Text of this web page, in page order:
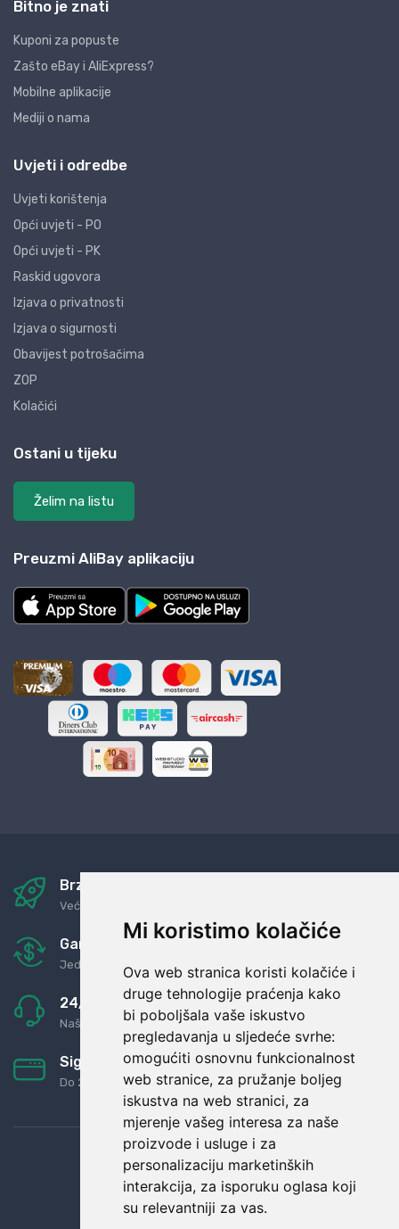
Mi koristimo kolačiće
Ova web stranica koristi kolačiće i
druge tehnologije praćenja kako
bi poboljšala vaše iskustvo
pregledavanja u sljedeće svrhe:
omogućiti osnovnu funkcionalnost
web stranice, za pružanje boljeg
iskustva na web stranici, za
mjerenje vašeg interesa za naše
proizvode i usluge i za
personalizaciju marketinških
interakcija, za isporuku oglasa koji
su relevantniji za vas.
Bitno je znati
Kuponi za popuste
Zašto eBay i AliExpress?
Mobilne aplikacije
Mediji o nama
Uvjeti i odredbe
Uvjeti korištenja
Opći uvjeti - PO
Opći uvjeti - PK
Raskid ugovora
Izjava o privatnosti
Izjava o sigurnosti
Obavijest potrošačima
ZOP
Kolačići
Ostani u tijeku
Želim na listu
Preuzmi AliBay aplikaciju
Brza i sigurna dostava
Već za nekoliko dana kod vas
Garancija u povrat novaca
Jednostavno pravilo: Roba za novac
24/7 odlična podrška
Naši agenti uvijek na raspolaganju
Sigurno obročno plaćanje
Do 24 rata bez kamata